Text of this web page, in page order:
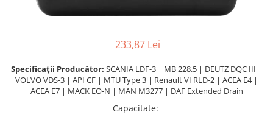
233,87 Lei
Specificații Producător: SCANIA LDF-3 | MB 228.5 | DEUTZ DQC III |
VOLVO VDS-3 | API CF | MTU Type 3 | Renault VI RLD-2 | ACEA E4 |
ACEA E7 | MACK EO-N | MAN M3277 | DAF Extended Drain
Capacitate: